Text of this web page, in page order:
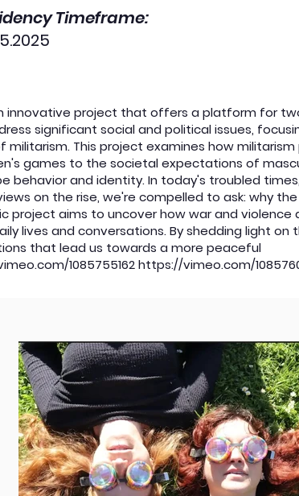
Timeframe:
innovative project that offers a platform for
significant social and political issues,
militarism. This project examines how
games to the societal expectations of
behavior and identity. In today's troubled
on the rise, we're compelled to ask: why
project aims to uncover how war and violence
lives and conversations. By shedding light on
that lead us towards a more peaceful
1085755162https://vimeo.com/